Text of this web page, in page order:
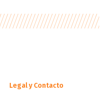
Legal y Contacto